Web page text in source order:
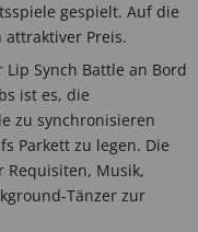
gespielt. Auf die
attraktiver Preis.
Synch Battle an Bord
ist es, die
zu synchronisieren
Parkett zu legen. Die
Requisiten, Musik,
Tänzer zur